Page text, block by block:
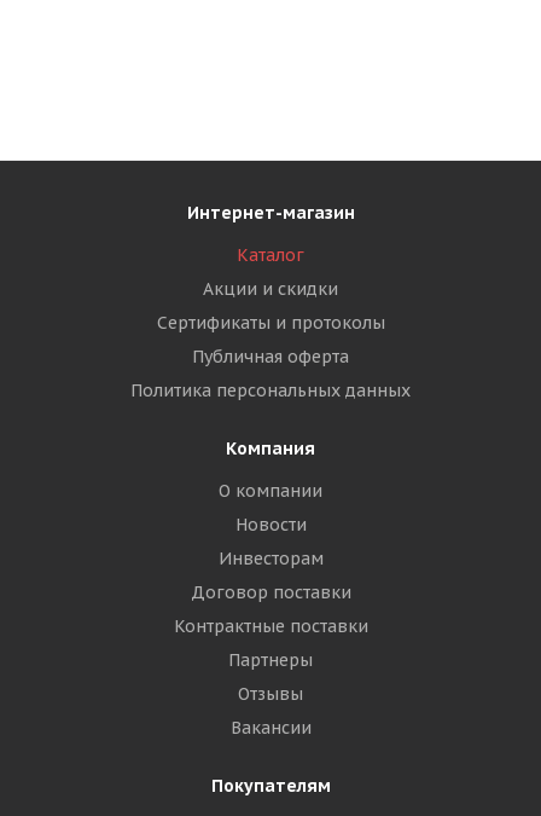
Интернет-магазин
Каталог
Акции и скидки
Сертификаты и протоколы
Публичная оферта
Политика персональных данных
Компания
О компании
Новости
Инвесторам
Договор поставки
Контрактные поставки
Партнеры
Отзывы
Вакансии
Покупателям